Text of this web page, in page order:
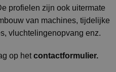
profielen zijn ook uitermate
van machines, tijdelijke
vluchtelingenopvang enz.
op hetcontactformulier.